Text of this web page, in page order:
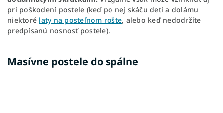
pri poškodení postele (keď po nej skáču deti a dolámu
niektoré laty na posteľnom rošte, alebo keď nedodržíte
predpísanú nosnosť postele).
Masívne postele do spálne